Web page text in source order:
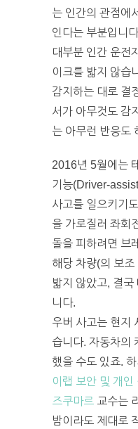
는 인간의 관점에
인다는 부분입니
대부분 인간 운전
이크를 밟지 않습
감지하는 대로 결
서가 아무것도 감
는 아무런 반응도
2016년 5월에는
기능(Driver-
사고를 일으키기
을 가로질러 좌회
돌을 피하려면 브
해당 차량(의 보
밟지 않았고, 결
니다.
우버 사고는 현지
습니다. 자동차의
했을 수도 있죠.
이랩 보안 및 개인
즈쿠마르 교수는
밤이라도 제대로